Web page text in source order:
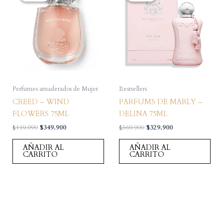
Perfumes amaderados de Mujer
CREED – WIND
FLOWERS 75ML
$449.990 El
original
era:
$349.900El
AÑADIR AL
CARRITO
Bestsellers
PARFUMS DE MARLY –
DELINA 75ML
$369.900 El
original
era:
$329.900El
AÑADIR AL
CARRITO